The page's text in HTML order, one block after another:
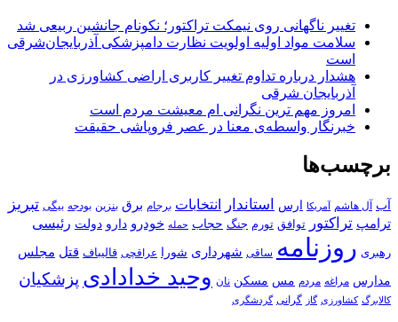
تغییر ناگهانی روی نیمکت تراکتور؛ نکونام جانشین ربیعی شد
سلامت مواد اولیه اولویت نظارت دامپزشکی آذربایجان‌شرقی
است
هشدار درباره تداوم تغییر کاربری اراضی کشاورزی در
آذربایجان شرقی
امروز مهم‌ ترین نگرانی‌ ام معیشت مردم است
خبرنگار واسطه‌ی معنا در عصر فروپاشی حقیقت
برچسب‌ها
آب آل هاشم آمریکا ارس استاندار انتخابات برجام برق بنزین بودجه بیگی تبریز
ترامپ تراکتور توافق تورم جنگ حجاب حمله خودرو دارو دولت رئیسی
رهبری روزنامه ساقی شهرداری شورا عراقچی قالیباف قتل مجلس
مدارس مراغه مردم مس مسکن نان وحید خدادادی پزشکیان
کالابرگ کشاورزی گاز گرانی گردشگری